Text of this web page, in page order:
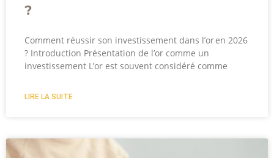
?
Comment réussir son investissement dans l’or en 2026
? Introduction Présentation de l’or comme un
investissement L’or est souvent considéré comme
LIRE LA SUITE